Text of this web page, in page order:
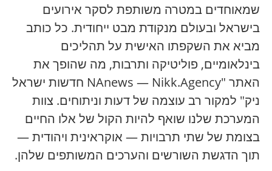
שמאוחדים במטרה משותפת לסקר אירועים
בישראל ובעולם מנקודת מבט ייחודית. כל כותב
מביא את השקפתו האישית על תהליכים
בינלאומיים, פוליטיקה ותרבות, מה שהופך את
האתר "NAnews — Nikk.Agency חדשות ישראל
ניק" למקור רב עוצמה של דעות וניתוחים. צוות
המערכת שלנו שואף להיות הקול של אלו החיים
בצומת של שתי תרבויות — אוקראינית ויהודית —
תוך הדגשת השורשים והערכים המשותפים שלהן.